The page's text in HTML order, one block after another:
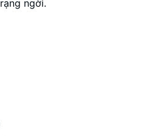
ngời.